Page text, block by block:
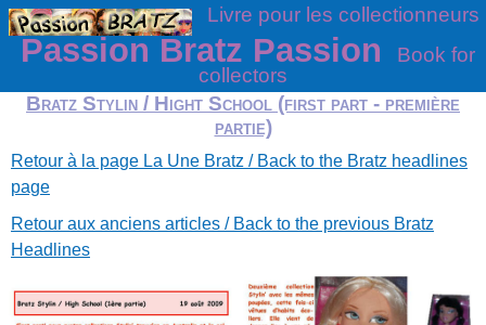
Livre pour les collectionneurs
Passion Bratz Passion
Book for
collectors
Bratz Stylin / Hight School (first part - première
partie)
Retour à la page La Une Bratz / Back to the Bratz headlines
page
Retour aux anciens articles / Back to the previous Bratz
Headlines